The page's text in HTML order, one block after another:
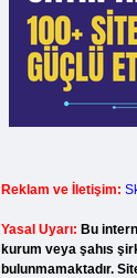
Reklam ve İletişim:
Yasal Uyarı: Bu
kurum veya şahıs
bulunmamaktadır.